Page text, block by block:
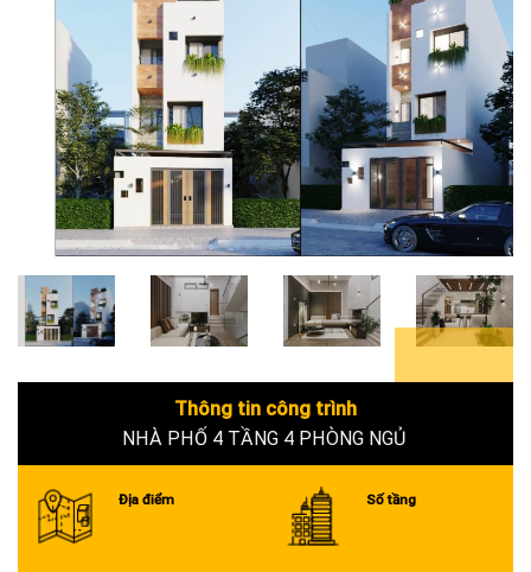
Thông tin công trình
NHÀ PHỐ 4 TẦNG 4 PHÒNG NGỦ
Địa điểm Số tầng